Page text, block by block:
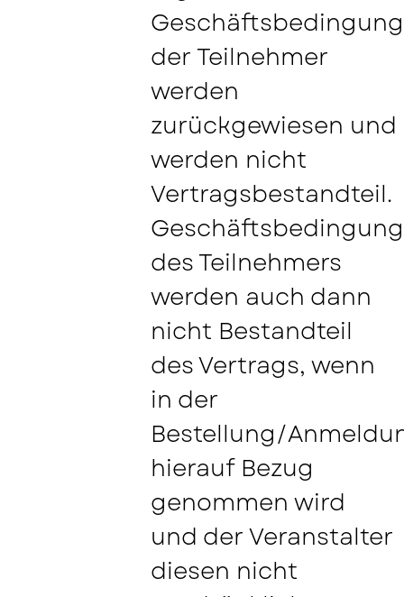
der Teilnehmer
werden
zurückgewiesen und
werden nicht
Vertragsbestandteil.
des Teilnehmers
werden auch dann
nicht Bestandteil
des Vertrags, wenn
in der
Bestellung/
hierauf Bezug
genommen wird
und der Veranstalter
diesen nicht